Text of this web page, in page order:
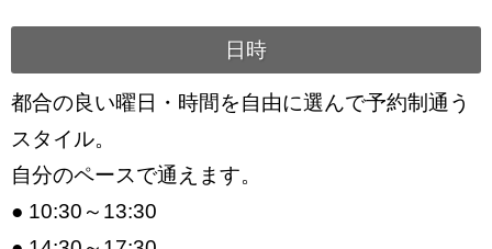
日時
都合の良い曜日・時間を自由に選んで予約制通う
スタイル。
自分のペースで通えます。
● 10:30～13:30